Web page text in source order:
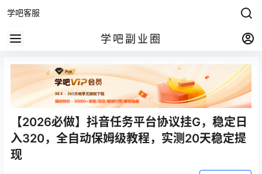
学吧客服
学吧副业圈
【2026必做】抖音任务平台协议挂G，稳定日
入320，全自动保姆级教程，实测20天稳定提
现